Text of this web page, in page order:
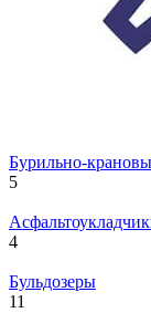
Бурильно-
5
4
Бульдозеры
11